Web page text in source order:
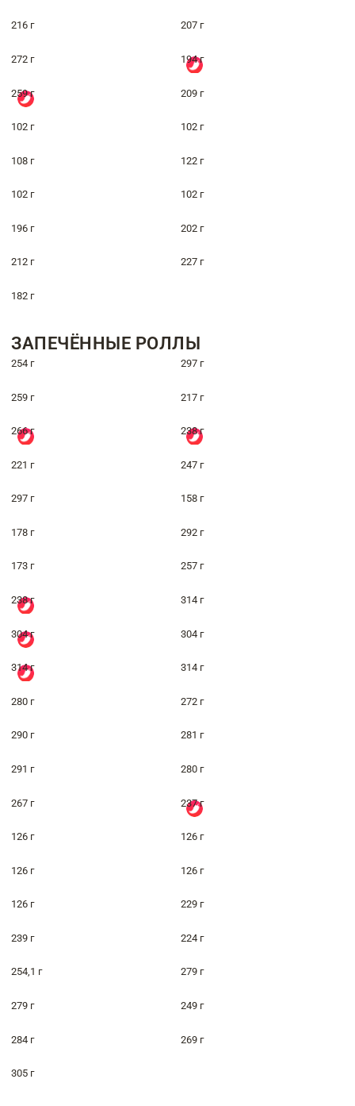
216 г 207 г
272 г 194 г
259 г 209 г
102 г 102 г
108 г 122 г
102 г 102 г
196 г 202 г
212 г 227 г
182 г
ЗАПЕЧЁННЫЕ РОЛЛЫ
254 г 297 г
259 г 217 г
266 г 238 г
221 г 247 г
297 г 158 г
178 г 292 г
173 г 257 г
238 г 314 г
304 г 304 г
314 г 314 г
280 г 272 г
290 г 281 г
291 г 280 г
267 г 237 г
126 г 126 г
126 г 126 г
126 г 229 г
239 г 224 г
254,1 г 279 г
279 г 249 г
284 г 269 г
305 г